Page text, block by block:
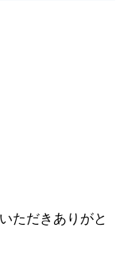
ただきありがと